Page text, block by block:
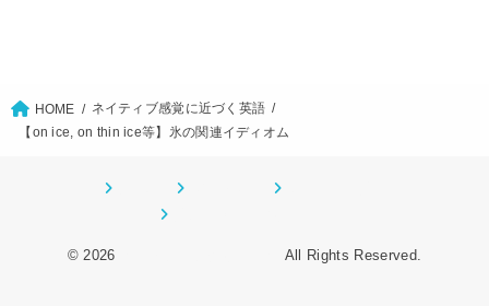
HOME
ネイティブ感覚に近づく英語
【on ice, on thin ice等】氷の関連イディオム
© 2026 All Rights Reserved.